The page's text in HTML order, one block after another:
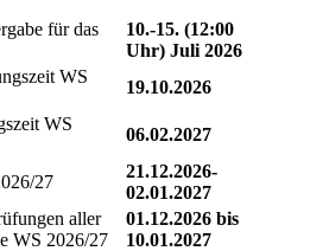
für das
10.-15. (12:00
Uhr) Juli 2026
WS
19.10.2026
WS
06.02.2027
27
21.12.2026-
02.01.2027
aller
WS 2026/27
01.12.2026 bis
10.01.2027